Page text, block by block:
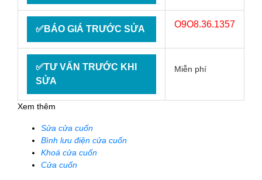
✅BÁO GIÁ TRƯỚC SỬA O9O8.36.1357
✅TƯ VẤN TRƯỚC KHI
SỬA
Miễn phí
Xem thêm
Sửa cửa cuốn
Bình lưu điện cửa cuốn
Khoá cửa cuốn
Cửa cuốn